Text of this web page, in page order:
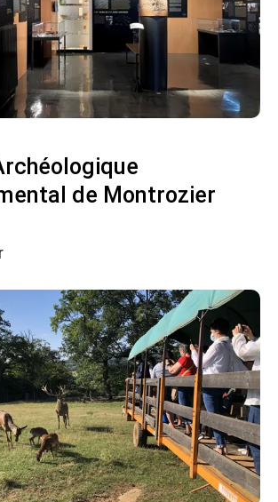
de Montrozier